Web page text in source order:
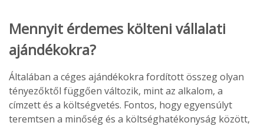
Mennyit érdemes költeni vállalati
ajándékokra?
Általában a céges ajándékokra fordított összeg olyan
tényezőktől függően változik, mint az alkalom, a
címzett és a költségvetés. Fontos, hogy egyensúlyt
teremtsen a minőség és a költséghatékonyság között,